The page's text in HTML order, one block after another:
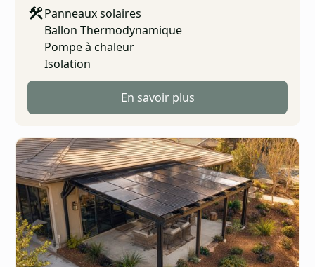
Panneaux solaires
Ballon Thermodynamique
Pompe à chaleur
Isolation
En savoir plus